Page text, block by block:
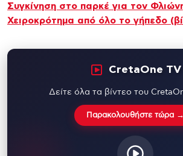
Συγκίνηση στο παρκέ για τον
Χειροκρότημα από όλο το γήπεδο
CretaOne TV
Δείτε όλα τα βίντεο του
Παρακολουθήστε τώρα →